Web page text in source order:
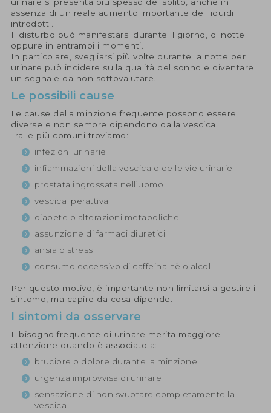
urinare si presenta più spesso del solito, anche in
assenza di un reale aumento importante dei liquidi
introdotti.
Il disturbo può manifestarsi durante il giorno, di notte
oppure in entrambi i momenti.
In particolare, svegliarsi più volte durante la notte per
urinare può incidere sulla qualità del sonno e diventare
un segnale da non sottovalutare.
Le possibili cause
Le cause della minzione frequente possono essere
diverse e non sempre dipendono dalla vescica.
Tra le più comuni troviamo:
infezioni urinarie
infiammazioni della vescica o delle vie urinarie
prostata ingrossata nell’uomo
vescica iperattiva
diabete o alterazioni metaboliche
assunzione di farmaci diuretici
ansia o stress
consumo eccessivo di caffeina, tè o alcol
Per questo motivo, è importante non limitarsi a gestire il
sintomo, ma capire da cosa dipende.
I sintomi da osservare
Il bisogno frequente di urinare merita maggiore
attenzione quando è associato a:
bruciore o dolore durante la minzione
urgenza improvvisa di urinare
sensazione di non svuotare completamente la
vescica